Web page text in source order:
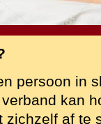
persoon in
kan
zichzelf af te